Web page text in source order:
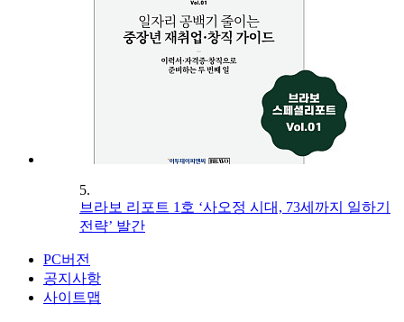
5.
브라보 리포트 1호 ‘사오정 시대, 73세까지 일하기
전략’ 발간
PC버전
공지사항
사이트맵